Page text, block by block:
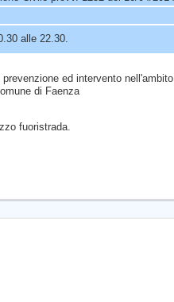
alle 22.30.
ed intervento
di Faenza
fuoristrada.